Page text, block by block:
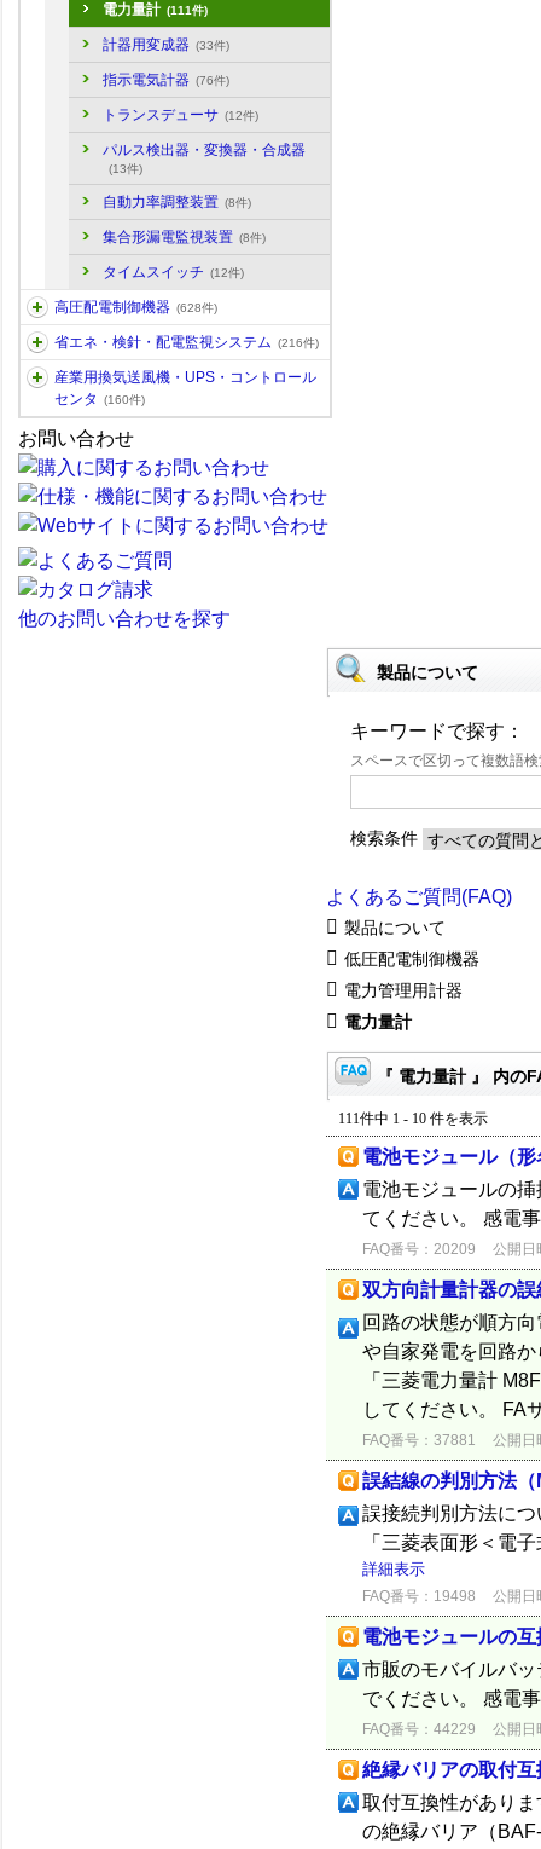
電力量計 (111件)
計器用変成器 (33件)
指示電気計器 (76件)
トランスデューサ (12件)
パルス検出器・変換器・合成器
(13件)
自動力率調整装置 (8件)
集合形漏電監視装置 (8件)
タイムスイッチ (12件)
高圧配電制御機器 (628件)
省エネ・検針・配電監視システム (216件)
産業用換気送風機・UPS・コントロール
センタ
(160件)
お問い合わせ
他のお問い合わせを探す
製品について
キーワードで探す：
スペースで区切って複数語
検索条件
よくあるご質問(FAQ)
製品について
低圧配電制御機器
電力管理用計器
電力量計
『 電力量計 』 内の
111件中 1 - 10 件を表示
電池モジュール（
電池モジュールの
てください。 感電
FAQ番号：20209 公開日
双方向計量計器の
回路の状態が順方
や自家発電を回路
「三菱電力量計
してください。 FA
FAQ番号：37881 公開日
誤結線の判別方法
誤接続判別方法に
「三菱表面形＜電
詳細表示
FAQ番号：19498 公開日
電池モジュールの
市販のモバイルバ
でください。 感電
FAQ番号：44229 公開日
絶縁バリアの取付
取付互換性があり
の絶縁バリア（